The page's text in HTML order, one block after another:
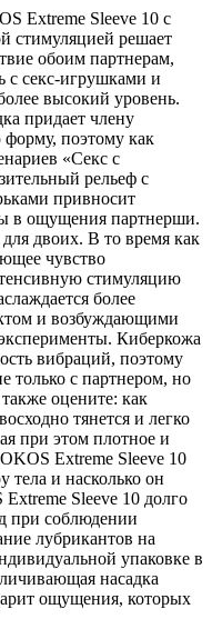
Extreme Sleeve 10 с
стимуляцией решает
обоим партнерам,
с секс-игрушками и
высокий уровень.
придает члену
поэтому как
«Секс с
рельеф с
привносит
в ощущения партнерши.
двоих. В то время как
чувство
стимуляцию
более
и возбуждающими
Киберкожа
вибраций, поэтому
только с партнером, но
оцените: как
тянется и легко
при этом плотное и
Extreme Sleeve 10
тела и насколько он
Sleeve 10 долго
при соблюдении
лубрикантов на
упаковке в
насадка
ощущения, которых